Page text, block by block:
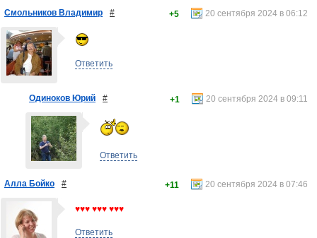
Смольников Владимир # 20 сентября 2024 в 06:12
+5
Ответить
Одиноков Юрий # 20 сентября 2024 в 09:11
+1
Ответить
Алла Бойко # 20 сентября 2024 в 07:46
+11
♥♥♥ ♥♥♥ ♥♥♥
Ответить